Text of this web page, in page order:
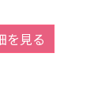
を見る